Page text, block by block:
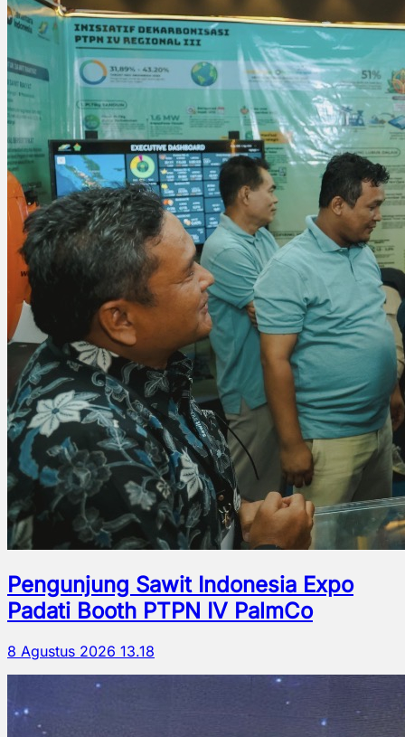
Pengunjung Sawit Indonesia Expo
Padati Booth PTPN IV PalmCo
8 Agustus 2026 13.18